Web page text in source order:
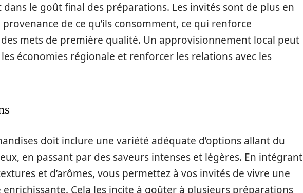
le goût final des préparations. Les invités sont de plus en
de ce qu’ils consomment, ce qui renforce
des mets de première qualité. Un approvisionnement local peut
économies régionale et renforcer les relations avec les
doit inclure une variété adéquate d’options allant du
en passant par des saveurs intenses et légères. En intégrant
et d’arômes, vous permettez à vos invités de vivre une
Cela les incite à goûter à plusieurs préparations